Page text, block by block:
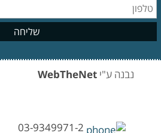
נבנה ע"י WebTheNet
03-9349971-2